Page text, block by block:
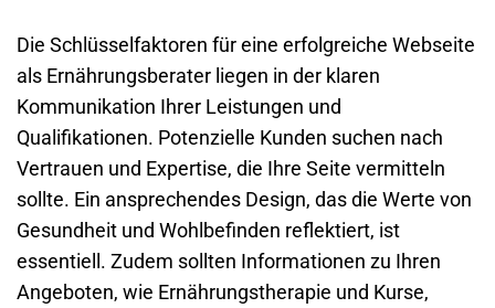
Die Schlüsselfaktoren für eine erfolgreiche Webseite
als Ernährungsberater liegen in der klaren
Kommunikation Ihrer Leistungen und
Qualifikationen. Potenzielle Kunden suchen nach
Vertrauen und Expertise, die Ihre Seite vermitteln
sollte. Ein ansprechendes Design, das die Werte von
Gesundheit und Wohlbefinden reflektiert, ist
essentiell. Zudem sollten Informationen zu Ihren
Angeboten, wie Ernährungstherapie und Kurse,